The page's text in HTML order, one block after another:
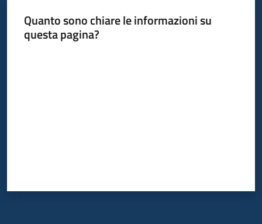
Quanto sono chiare le informazioni su
questa pagina?